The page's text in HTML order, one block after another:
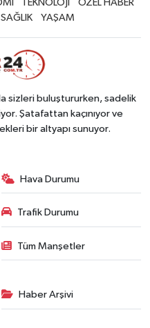
TEKNOLOJİ
ÖZEL HABER
SAĞLIK YAŞAM
sizleri buluştururken, sadelik
Şatafattan kaçınıyor ve
bir altyapı sunuyor.
Hava Durumu
Trafik Durumu
Tüm Manşetler
Haber Arşivi